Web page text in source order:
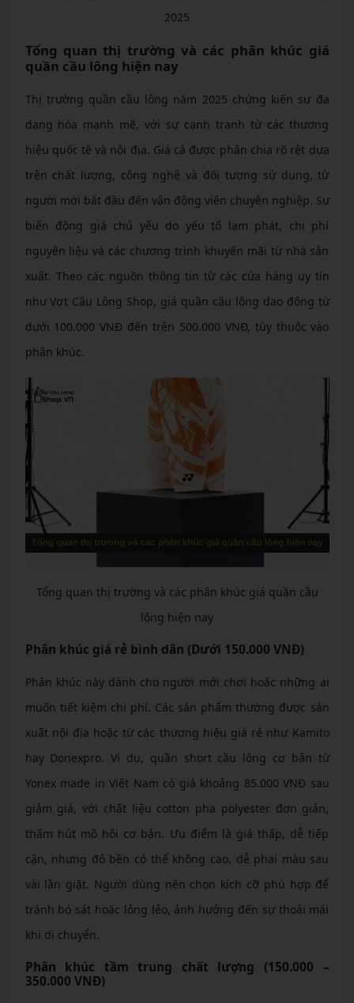
2025
Tổng quan thị trường và các phân khúc giá
quần cầu lông hiện nay
Thị trường quần cầu lông năm 2025 chứng kiến sự đa
dạng hóa mạnh mẽ, với sự cạnh tranh từ các thương
hiệu quốc tế và nội địa. Giá cả được phân chia rõ rệt dựa
trên chất lượng, công nghệ và đối tượng sử dụng, từ
người mới bắt đầu đến vận động viên chuyên nghiệp. Sự
biến động giá chủ yếu do yếu tố lạm phát, chi phí
nguyên liệu và các chương trình khuyến mãi từ nhà sản
xuất. Theo các nguồn thông tin từ các cửa hàng uy tín
như Vợt Cầu Lông Shop, giá quần cầu lông dao động từ
dưới 100.000 VNĐ đến trên 500.000 VNĐ, tùy thuộc vào
phân khúc.
Tổng quan thị trường và các phân khúc giá quần cầu
lông hiện nay
Phân khúc giá rẻ bình dân (Dưới 150.000 VNĐ)
Phân khúc này dành cho người mới chơi hoặc những ai
muốn tiết kiệm chi phí. Các sản phẩm thường được sản
xuất nội địa hoặc từ các thương hiệu giá rẻ như Kamito
hay Donexpro. Ví dụ, quần short cầu lông cơ bản từ
Yonex made in Việt Nam có giá khoảng 85.000 VNĐ sau
giảm giá, với chất liệu cotton pha polyester đơn giản,
thấm hút mồ hôi cơ bản. Ưu điểm là giá thấp, dễ tiếp
cận, nhưng độ bền có thể không cao, dễ phai màu sau
vài lần giặt. Người dùng nên chọn kích cỡ phù hợp để
tránh bó sát hoặc lỏng lẻo, ảnh hưởng đến sự thoải mái
khi di chuyển.
Phân khúc tầm trung chất lượng (150.000 –
350.000 VNĐ)